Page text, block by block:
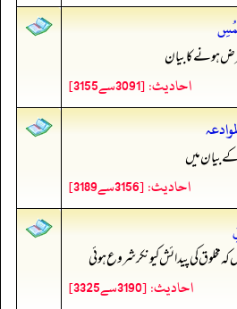
ہونے کا بیان
احادیث: [3091سے3155]
بیان میں
احادیث: [3156سے3189]
مخلوق کی پیدائش کیونکر شروع ہوئی
احادیث: [3190سے3325]